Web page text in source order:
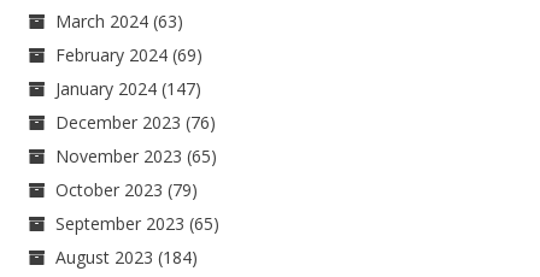
March 2024 (63)
February 2024 (69)
January 2024 (147)
December 2023 (76)
November 2023 (65)
October 2023 (79)
September 2023 (65)
August 2023 (184)